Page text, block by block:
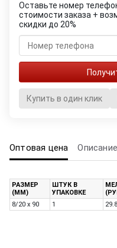
Оставьте номер
стоимости заказа +
скидки до 20%
Купить в один клик
Оптовая цена Описание
РАЗМЕР
(ММ)
ШТУК В
УПАКОВКЕ
8/20 x 90
1